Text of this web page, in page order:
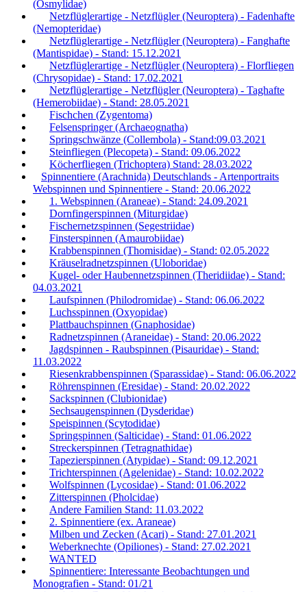
(Osmylidae)
Netzflüglerartige - Netzflügler (Neuroptera) - Fadenhafte
(Nemopteridae)
Netzflüglerartige - Netzflügler (Neuroptera) - Fanghafte
(Mantispidae) - Stand: 15.12.2021
Netzflüglerartige - Netzflügler (Neuroptera) - Florfliegen
(Chrysopidae) - Stand: 17.02.2021
Netzflüglerartige - Netzflügler (Neuroptera) - Taghafte
(Hemerobiidae) - Stand: 28.05.2021
Fischchen (Zygentoma)
Felsenspringer (Archaeognatha)
Springschwänze (Collembola) - Stand:09.03.2021
Steinfliegen (Plecopeta) - Stand: 09.06.2022
Köcherfliegen (Trichoptera) Stand: 28.03.2022
Spinnentiere (Arachnida) Deutschlands - Artenportraits
Webspinnen und Spinnentiere - Stand: 20.06.2022
1. Webspinnen (Araneae) - Stand: 24.09.2021
Dornfingerspinnen (Miturgidae)
Fischernetzspinnen (Segestriidae)
Finsterspinnen (Amaurobiidae)
Krabbenspinnen (Thomisidae) - Stand: 02.05.2022
Kräuselradnetzspinnen (Uloboridae)
Kugel- oder Haubennetzspinnen (Theridiidae) - Stand:
04.03.2021
Laufspinnen (Philodromidae) - Stand: 06.06.2022
Luchsspinnen (Oxyopidae)
Plattbauchspinnen (Gnaphosidae)
Radnetzspinnen (Araneidae) - Stand: 20.06.2022
Jagdspinnen - Raubspinnen (Pisauridae) - Stand:
11.03.2022
Riesenkrabbenspinnen (Sparassidae) - Stand: 06.06.2022
Röhrenspinnen (Eresidae) - Stand: 20.02.2022
Sackspinnen (Clubionidae)
Sechsaugenspinnen (Dysderidae)
Speispinnen (Scytodidae)
Springspinnen (Salticidae) - Stand: 01.06.2022
Streckerspinnen (Tetragnathidae)
Tapezierspinnen (Atypidae) - Stand: 09.12.2021
Trichterspinnen (Agelenidae) - Stand: 10.02.2022
Wolfspinnen (Lycosidae) - Stand: 01.06.2022
Zitterspinnen (Pholcidae)
Andere Familien Stand: 11.03.2022
2. Spinnentiere (ex. Araneae)
Milben und Zecken (Acari) - Stand: 27.01.2021
Weberknechte (Opiliones) - Stand: 27.02.2021
WANTED
Spinnentiere: Interessante Beobachtungen und
Monografien - Stand: 01/21